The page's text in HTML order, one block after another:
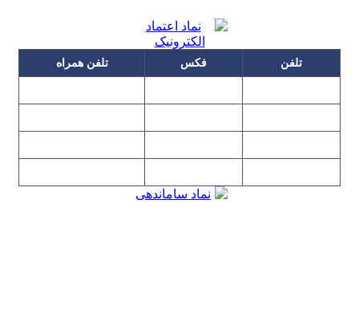
تلفن فکس تلفن همراه